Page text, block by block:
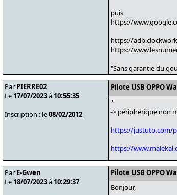
puis
https://
https://
https://
"Sans garantie du
Par PIERRE02
Le 17/07/2023à 10:55:35
Inscription : le08/02/2012
Pilote USB OPPO
*
-> périphérique non
https://justuto.com/
https://
Par E-Gwen
Le 18/07/2023à 10:29:37
Pilote USB OPPO
Bonjour,